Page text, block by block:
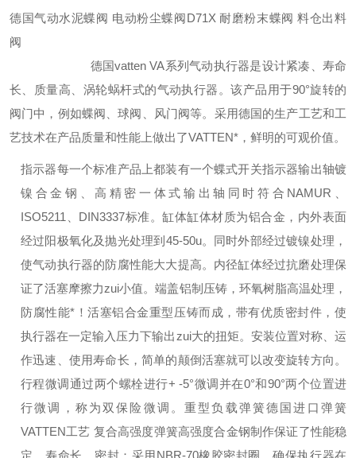
德国气动水泥蝶阀 电动粉尘蝶阀D71X 耐磨粉末蝶阀 料仓出料
阀
德国vatten VA系列气动执行器是设计紧凑、寿命
长、质量高、涡轮蜗杆式的气动执行器。该产品用于90°旋转的
阀门中，例如蝶阀、球阀、风门阀等。采用德国的生产工艺和工
艺技术在产品质量和性能上做出了VATTEN*，鲜明的可观价值。
指示器每一个标准产品上都装有一个蝶式开关指示器输出轴镀
镍合金钢、高精密一体式 输出轴同时符合 NAMUR
ISO5211
DIN3337标准。 缸体缸体材质为铝合金，内外表面
经过阳极氧化及抛光处理到 45-50u。同时外部经过镀镍处理，
使气动执行器的防腐性能大大提高。内径缸体经过抗磨处理保
证了活塞摩擦力zui小值。端盖铝制压铸，环氧树脂高温处理，
防腐性能*！活塞铝合金重型压铸而成，带有优质密封件，使
执行器在一定输入压力下输出zui大的扭矩。安装位置对称、运
作迅速、使用寿命长，简单的颠倒活塞就可以改变旋转方向。
行程微调通过两个螺栓进行+ -5°微调并在0°和90°两个位置进
行微调，称为双保险微调。重型负载弹簧德国进口弹簧
VATTEN工艺 复合高强度弹簧高强度合金钢制作保证了性能稳
定、寿命长。 密封： 采用 NBR-70橡胶密封圈，确保执行器在